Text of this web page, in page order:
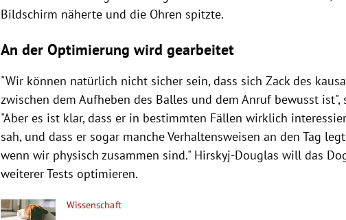
Bildschirm näherte und die Ohren spitzte.
An der Optimierung wird gearbeitet
"Wir können natürlich nicht sicher sein, dass sich Zack des
zwischen dem Aufheben des Balles und dem Anruf bewusst ist",
"Aber es ist klar, dass er in bestimmten Fällen wirklich
sah, und dass er sogar manche Verhaltensweisen an den Tag
wenn wir physisch zusammen sind." Hirskyj-Douglas will das
weiterer Tests optimieren.
Wissenschaft